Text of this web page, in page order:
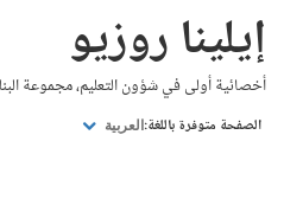
إيلينا روزيو
أخصائية أولى في شؤون التعليم، مجموعة
الصفحة متوفرة باللغة: العربية